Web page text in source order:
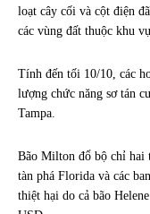
loạt cây cối và cột điện
các vùng đất thuộc khu
Tính đến tối 10/10, các
lượng chức năng sơ tán
Tampa.
Bão Milton đổ bộ chỉ hai
tàn phá Florida và các
thiệt hại do cả bão